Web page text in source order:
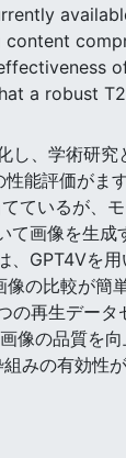
a robust
、学術研
能評価が
ているが
画像を生
GPT4Vを
の比較が
再生デー
像の品質を
みの有効